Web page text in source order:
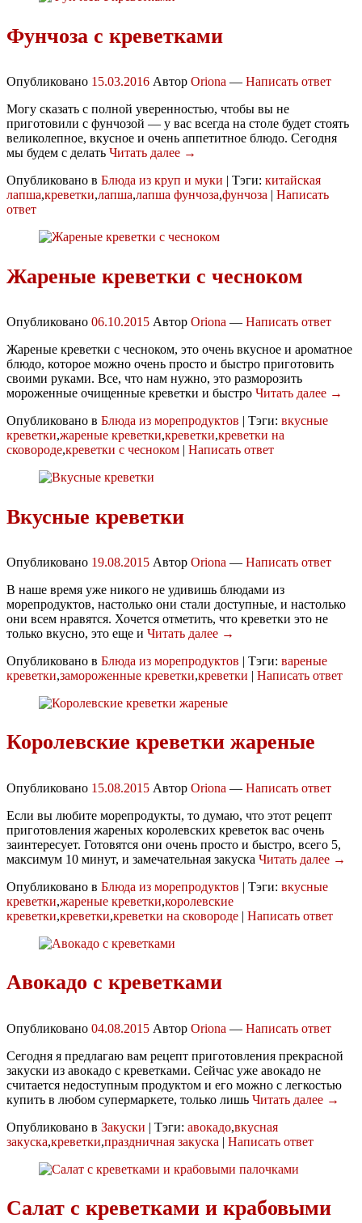
Фунчоза с креветками
Опубликовано 15.03.2016 Автор Oriona — Написать ответ
Могу сказать с полной уверенностью, чтобы вы не
приготовили с фунчозой — у вас всегда на столе будет стоять
великолепное, вкусное и очень аппетитное блюдо. Сегодня
мы будем с делать Читать далее →
Опубликовано в Блюда из круп и муки | Тэги: китайская
лапша,креветки,лапша,лапша фунчоза,фунчоза | Написать
ответ
Жареные креветки с чесноком
Опубликовано 06.10.2015 Автор Oriona — Написать ответ
Жареные креветки с чесноком, это очень вкусное и ароматное
блюдо, которое можно очень просто и быстро приготовить
своими руками. Все, что нам нужно, это разморозить
мороженные очищенные креветки и быстро Читать далее →
Опубликовано в Блюда из морепродуктов | Тэги: вкусные
креветки,жареные креветки,креветки,креветки на
сковороде,креветки с чесноком | Написать ответ
Вкусные креветки
Опубликовано 19.08.2015 Автор Oriona — Написать ответ
В наше время уже никого не удивишь блюдами из
морепродуктов, настолько они стали доступные, и настолько
они всем нравятся. Хочется отметить, что креветки это не
только вкусно, это еще и Читать далее →
Опубликовано в Блюда из морепродуктов | Тэги: вареные
креветки,замороженные креветки,креветки | Написать ответ
Королевские креветки жареные
Опубликовано 15.08.2015 Автор Oriona — Написать ответ
Если вы любите морепродукты, то думаю, что этот рецепт
приготовления жареных королевских креветок вас очень
заинтересует. Готовятся они очень просто и быстро, всего 5,
максимум 10 минут, и замечательная закуска Читать далее →
Опубликовано в Блюда из морепродуктов | Тэги: вкусные
креветки,жареные креветки,королевские
креветки,креветки,креветки на сковороде | Написать ответ
Авокадо с креветками
Опубликовано 04.08.2015 Автор Oriona — Написать ответ
Сегодня я предлагаю вам рецепт приготовления прекрасной
закуски из авокадо с креветками. Сейчас уже авокадо не
считается недоступным продуктом и его можно с легкостью
купить в любом супермаркете, только лишь Читать далее →
Опубликовано в Закуски | Тэги: авокадо,вкусная
закуска,креветки,праздничная закуска | Написать ответ
Салат с креветками и крабовыми